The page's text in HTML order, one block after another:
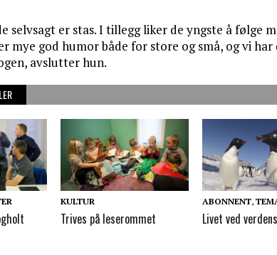
selvsagt er stas. I tillegg liker de yngste å følge
mye god humor både for store og små, og vi
avslutter hun.
KULTUR
Trives på leserommet
ABONNENT,
Livet ved